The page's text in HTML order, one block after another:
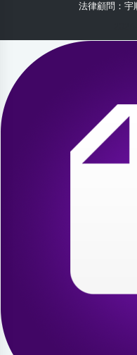
法律顧問：宇